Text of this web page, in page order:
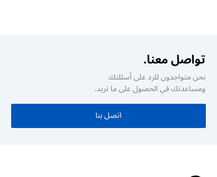
تواصل معنا.
نحن متواجدون للرد على أسئلتك
ومساعدتك في الحصول على ما تريد.
اتصل بنا